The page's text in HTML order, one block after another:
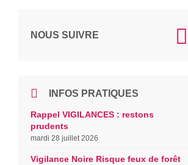
NOUS SUIVRE
INFOS PRATIQUES
Rappel VIGILANCES : restons
prudents
mardi 28 juillet 2026
Vigilance Noire Risque feux de forêt